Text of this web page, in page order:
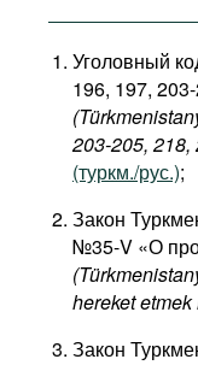
Уголовный
196, 197,
203-205,
(туркм./рус.);
Закон
№35-V «О
hereket
Закон